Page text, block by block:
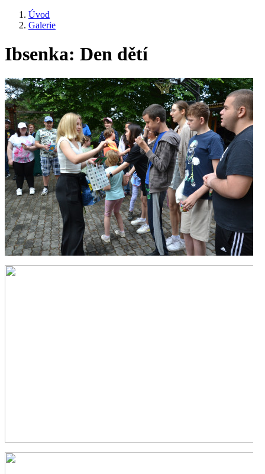
Drobečková
navigace
Úvod
Galerie
Ibsenka: Den dětí